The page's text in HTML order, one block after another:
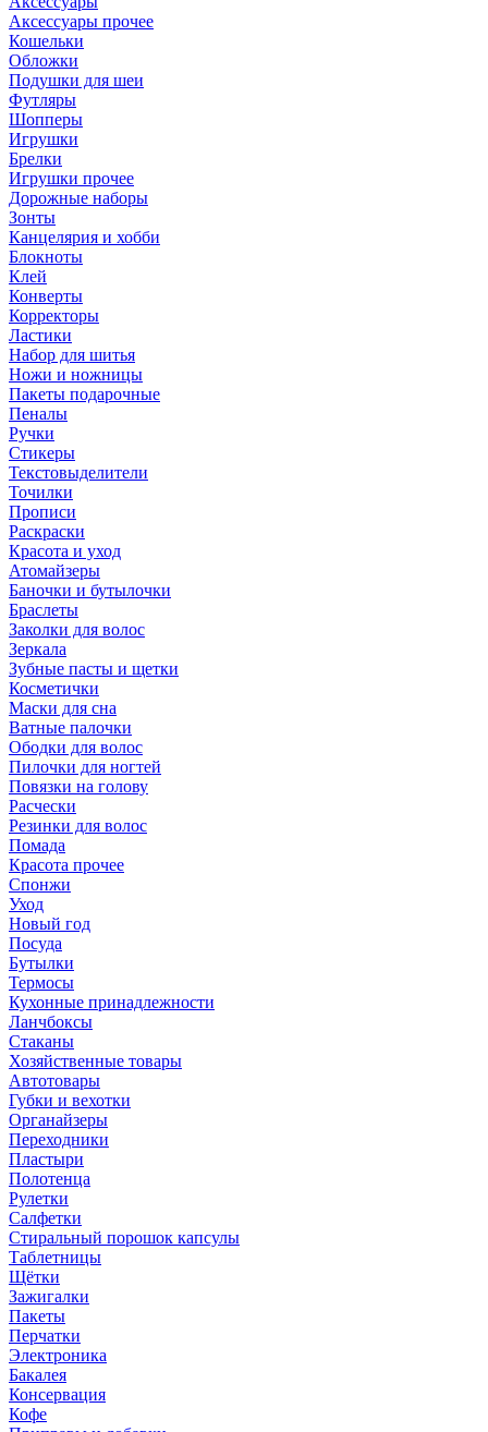
Аксессуары прочее
Кошельки
Обложки
Подушки для шеи
Футляры
Шопперы
Игрушки
Брелки
Игрушки прочее
Дорожные наборы
Зонты
Канцелярия и хобби
Блокноты
Клей
Конверты
Корректоры
Ластики
Набор для шитья
Ножи и ножницы
Пакеты подарочные
Пеналы
Ручки
Стикеры
Текстовыделители
Точилки
Прописи
Раскраски
Красота и уход
Атомайзеры
Баночки и бутылочки
Браслеты
Заколки для волос
Зеркала
Зубные пасты и щетки
Косметички
Маски для сна
Ватные палочки
Ободки для волос
Пилочки для ногтей
Повязки на голову
Расчески
Резинки для волос
Помада
Красота прочее
Спонжи
Уход
Новый год
Посуда
Бутылки
Термосы
Кухонные принадлежности
Ланчбоксы
Стаканы
Хозяйственные товары
Автотовары
Губки и вехотки
Органайзеры
Переходники
Пластыри
Полотенца
Рулетки
Салфетки
Стиральный порошок капсулы
Таблетницы
Щётки
Зажигалки
Пакеты
Перчатки
Электроника
Бакалея
Консервация
Кофе